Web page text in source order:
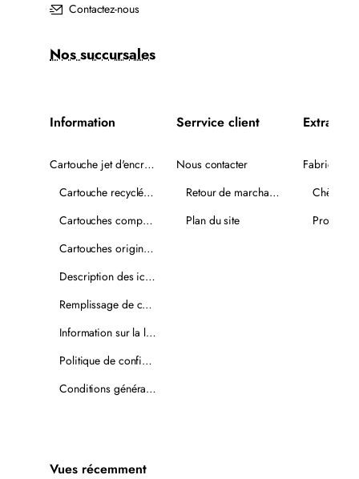
Contactez-nous
Nos succursales
Information
Cartouche jet d'encre recyclée
Cartouche recyclée PLUS
Cartouches compatibles
Cartouches originales
Description des icônes
Remplissage de cartouches
Information sur la livraison
Politique de confidentialité
Conditions générales de vente
Serrvice client
Nous contacter
Retour de marchandise
Plan du site
Extra
Fabricants
Vues récemment